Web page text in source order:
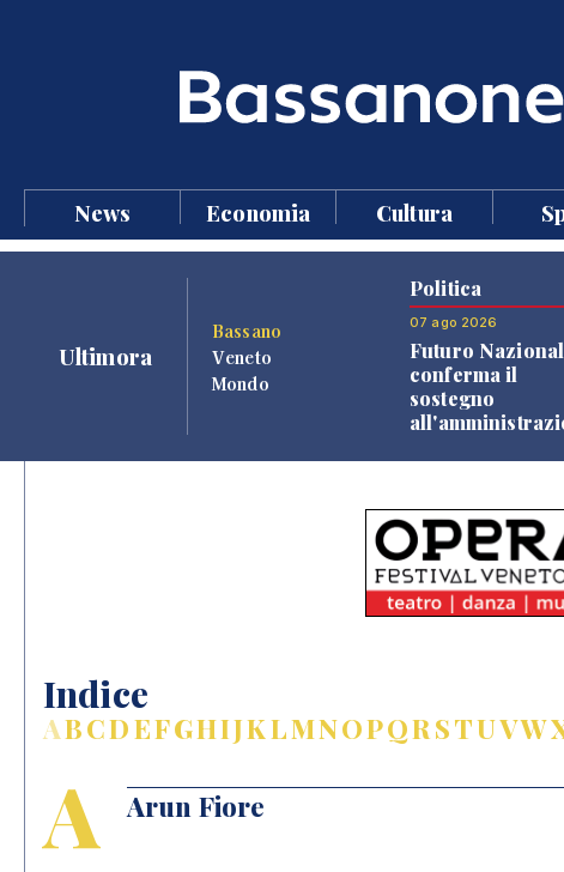
News Economia Cultura
Ultimora
Bassano
Veneto
Mondo
Politica
07 ago 2026
Futuro
conferma il
sostegno
Indice
ABCDEFGHIJKLMNOPQRSTUVW
A Arun Fiore